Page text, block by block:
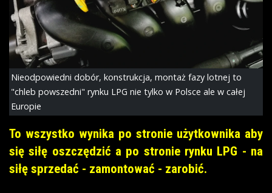
Nieodpowiedni dobór, konstrukcja, montaż fazy lotnej to
"chleb powszedni" rynku LPG nie tylko w Polsce ale w całej
Europie
To wszystko wynika po stronie użytkownika aby
się siłę oszczędzić a po stronie rynku LPG - na
siłę sprzedać - zamontować - zarobić.